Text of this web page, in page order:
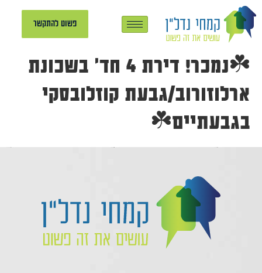
פשוט להתקשר
☘️נמכר! דירת 4 חד’ בשכונת
ארלוזורוב/גבעת קוזלובסקי
בגבעתיים☘️